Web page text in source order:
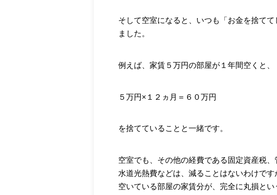
そして空室になると、いつも「お金を捨て
ました。
例えば、家賃５万円の部屋が１年間空くと、
５万円×１２ヵ月＝６０万円
を捨てていることと一緒です。
空室でも、その他の経費である固定資産税、
水道光熱費などは、減ることはないわけです
空いている部屋の家賃分が、完全に丸損とい